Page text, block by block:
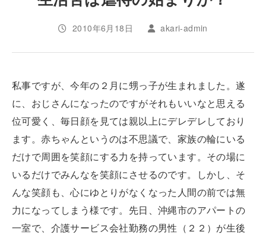
2010年6月18日 akari-admin
私事ですが、今年の２月に甥っ子が生まれました。遂
に、おじさんになったのですがそれもいいなと思える
位可愛く、毎日顔を見ては親以上にデレデレしており
ます。赤ちゃんというのは不思議で、家族の輪にいる
だけで周囲を笑顔にする力を持っています。その場に
いるだけでみんなを笑顔にさせるのです。しかし、そ
んな笑顔も、心にゆとりがなくなった人間の前では無
力になってしまう様です。先日、沖縄市のアパートの
一室で、介護サービス会社勤務の男性（２２）が生後